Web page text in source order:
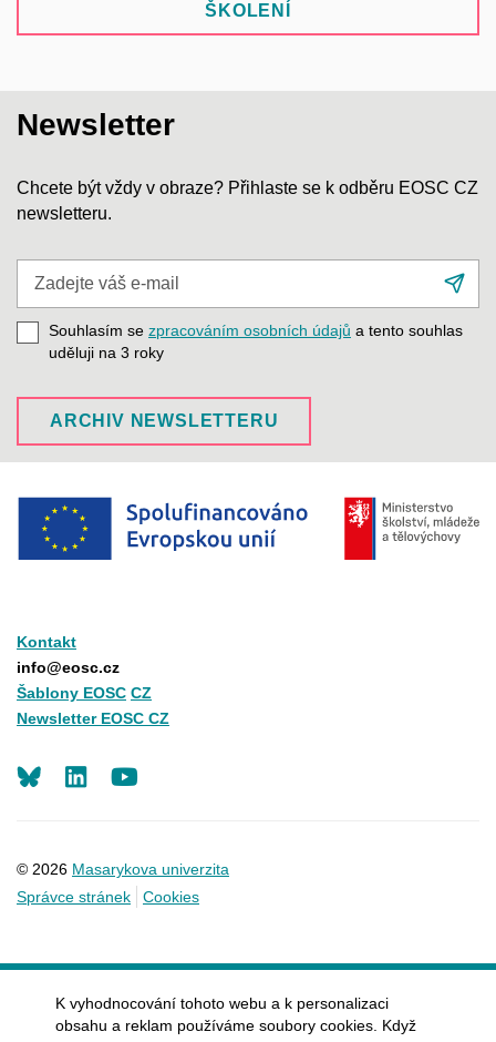
ŠKOLENÍ
Newsletter
Chcete být vždy v obraze? Přihlaste se k odběru EOSC CZ
newsletteru.
e-
mail
Souhlasím se zpracováním osobních údajů a tento souhlas
uděluji na 3 roky
ARCHIV NEWSLETTERU
Kontakt
info@eosc.cz
Šablony EOSC CZ
Newsletter EOSC CZ
© 2026 Masarykova univerzita
Správce stránek
Cookies
LinkedIn
K vyhodnocování tohoto webu a k personalizaci
obsahu a reklam používáme soubory cookies. Když